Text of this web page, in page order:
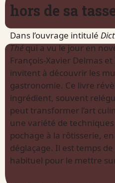
hors de sa
Dans l’ouvrage intitulé
Théqui a vu le jour en
François-Xavier Delmas
invitent à découvrir les
gastronomie. Ce livre
ingrédient, souvent
peut transformer l’art
une variété de
pochage à la rôtisserie,
déglaçage. Il est temps
habituel pour le mettre